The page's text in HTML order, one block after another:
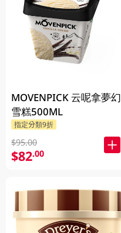
MOVENPICK 云呢拿夢幻
雪糕500ML
指定分類9折
$95.00
$82.00